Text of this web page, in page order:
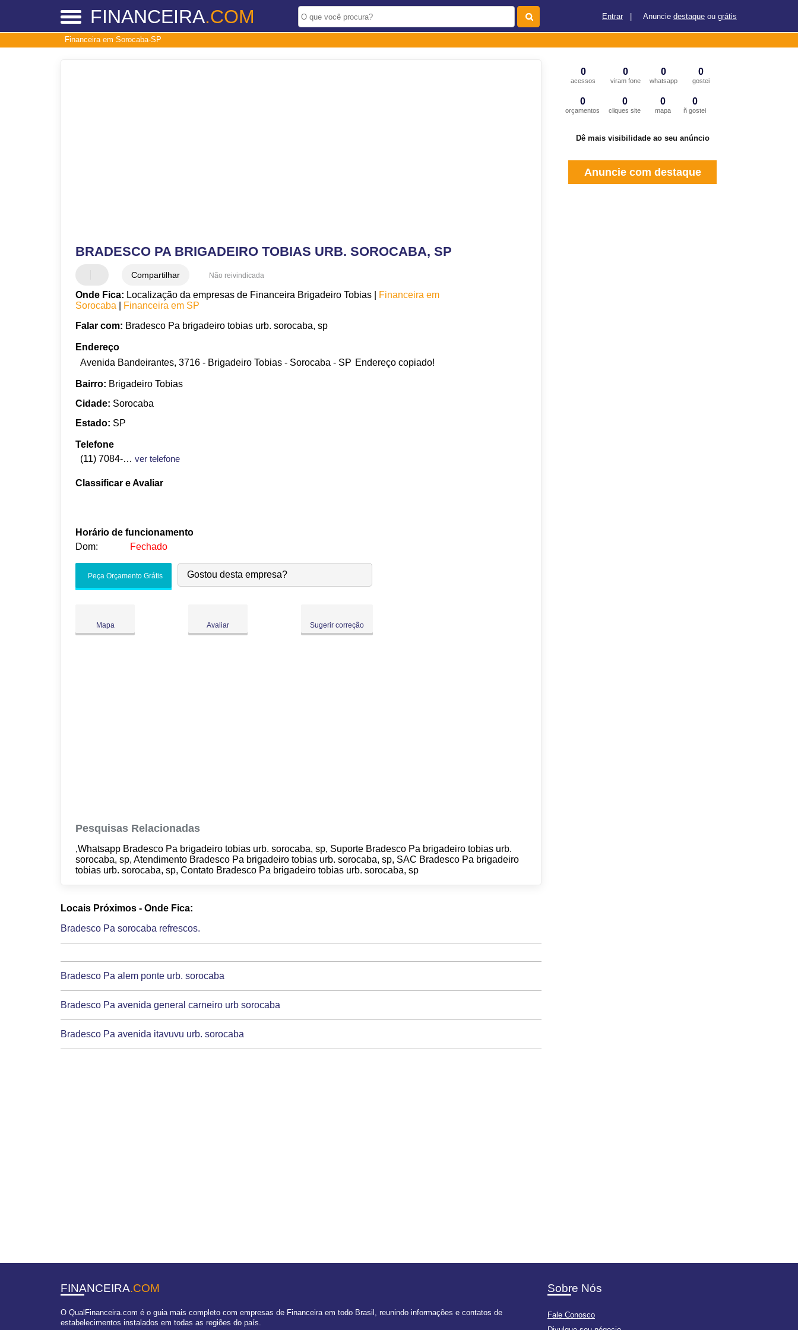
FINANCEIRA.COM Entrar Anuncie destaque ou grátis
Financeira em Sorocaba-SP
BRADESCO PA BRIGADEIRO TOBIAS URB. SOROCABA, SP
Compartilhar Não reivindicada
Onde Fica: Localização da empresas de Financeira Brigadeiro Tobias |
Financeira em
Sorocaba
Financeira em SP
Falar com: Bradesco Pa brigadeiro tobias urb. sorocaba, sp
Endereço
Avenida Bandeirantes, 3716 - Brigadeiro Tobias - Sorocaba - SP Endereço copiado!
Bairro: Brigadeiro Tobias
Cidade: Sorocaba
Estado: SP
Telefone
(11) 7084-4621
ver telefone
Classificar e Avaliar
Horário de funcionamento
Dom:
Fechado
Sex:
Peça Orçamento Grátis Gostou desta empresa?
Mapa Avaliar Sugerir correção
Pesquisas Relacionadas
,Whatsapp Bradesco Pa brigadeiro tobias urb. sorocaba, sp, Suporte Bradesco Pa brigadeiro tobias urb.
sorocaba, sp, Atendimento Bradesco Pa brigadeiro tobias urb. sorocaba, sp, SAC Bradesco Pa brigadeiro
tobias urb. sorocaba, sp, Contato Bradesco Pa brigadeiro tobias urb. sorocaba, sp
Locais Próximos - Onde Fica:
Bradesco Pa sorocaba refrescos.
Bradesco Pa alem ponte urb. sorocaba
Bradesco Pa avenida general carneiro urb sorocaba
Bradesco Pa avenida itavuvu urb. sorocaba
0
acessos
0
viram fone
0
whatsapp
0
gostei
0
orçamentos
0
cliques site
0
mapa
0
ñ gostei
Dê mais visibilidade ao seu anúncio
Anuncie com destaque
FINANCEIRA.COM
O QualFinanceira.com é o guia mais completo com empresas de Financeira em todo Brasil, reunindo informações e contatos de
estabelecimentos instalados em todas as regiões do país.
Sobre Nós
Fale Conosco